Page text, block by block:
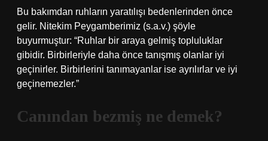
Bu bakımdan ruhların yaratılışı bedenlerinden önce
gelir. Nitekim Peygamberimiz (s.a.v.) şöyle
buyurmuştur: “Ruhlar bir araya gelmiş topluluklar
gibidir. Birbirleriyle daha önce tanışmış olanlar iyi
geçinirler. Birbirlerini tanımayanlar ise ayrılırlar ve iyi
geçinemezler.”
Canından bezmiş ne demek?